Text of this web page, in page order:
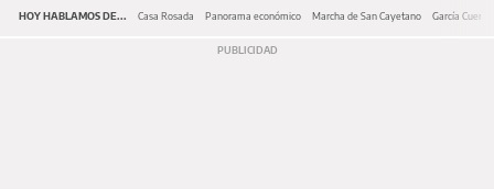
HOY HABLAMOS DE... Casa Rosada Panorama económico Marcha de San Cayetano García Cuerva